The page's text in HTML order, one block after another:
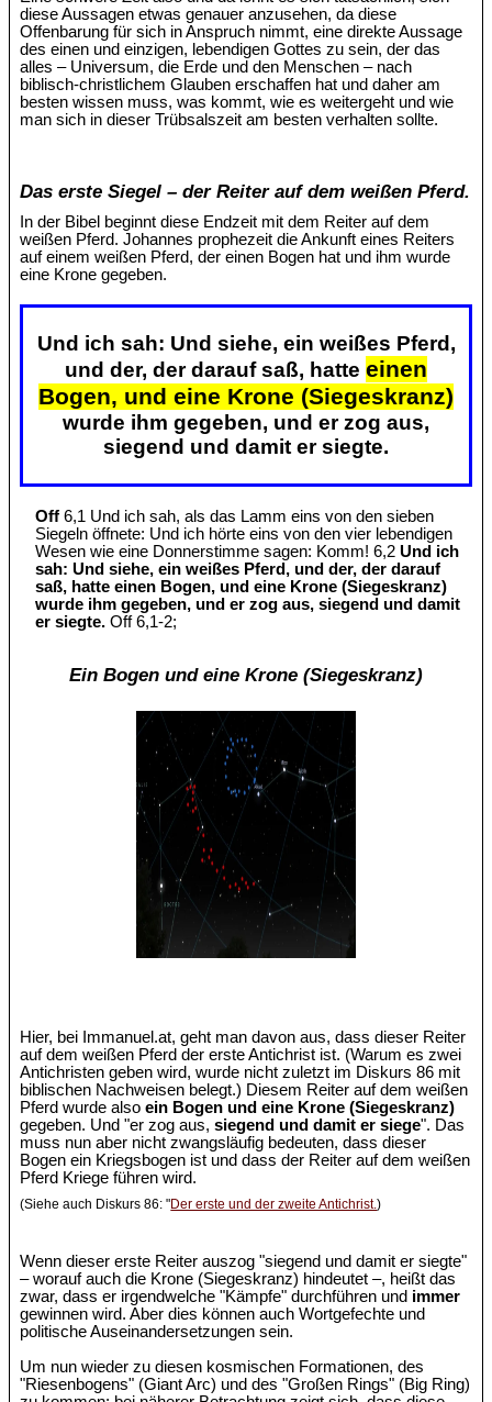
diese Aussagen etwas genauer anzusehen, da diese
Offenbarung für sich in Anspruch nimmt, eine direkte Aussage
des einen und einzigen, lebendigen Gottes zu sein, der das
alles – Universum, die Erde und den Menschen – nach
biblisch-christlichem Glauben erschaffen hat und daher am
besten wissen muss, was kommt, wie es weitergeht und wie
man sich in dieser Trübsalszeit am besten verhalten sollte.
Das erste Siegel – der Reiter auf dem weißen Pferd.
In der Bibel beginnt diese Endzeit mit dem Reiter auf dem
weißen Pferd. Johannes prophezeit die Ankunft eines Reiters
auf einem weißen Pferd, der einen Bogen hat und ihm wurde
eine Krone gegeben.
Und ich sah: Und siehe, ein weißes Pferd,
und der, der darauf saß, hatte einen
Bogen, und eine Krone (Siegeskranz)
wurde ihm gegeben, und er zog aus,
siegend und damit er siegte.
Off 6,1 Und ich sah, als das Lamm eins von den sieben
Siegeln öffnete: Und ich hörte eins von den vier lebendigen
Wesen wie eine Donnerstimme sagen: Komm! 6,2Und ich
sah: Und siehe, ein weißes Pferd, und der, der darauf
saß, hatte einen Bogen, und eine Krone (Siegeskranz)
wurde ihm gegeben, und er zog aus, siegend und damit
er siegte. Off 6,1-2;
Ein Bogen und eine Krone (Siegeskranz)
Hier, bei Immanuel.at, geht man davon aus, dass dieser Reiter
auf dem weißen Pferd der erste Antichrist ist. (Warum es zwei
Antichristen geben wird, wurde nicht zuletzt im Diskurs 86 mit
biblischen Nachweisen belegt.) Diesem Reiter auf dem weißen
Pferd wurde alsoein Bogen und eine Krone (Siegeskranz)
gegeben. Und "er zog aus,siegend und damit er siege". Das
muss nun aber nicht zwangsläufig bedeuten, dass dieser
Bogen ein Kriegsbogen ist und dass der Reiter auf dem weißen
Pferd Kriege führen wird.
(Siehe auch Diskurs 86: "Der erste und der zweite Antichrist.)
Wenn dieser erste Reiter auszog "siegend und damit er siegte"
– worauf auch die Krone (Siegeskranz) hindeutet –, heißt das
zwar, dass er irgendwelche "Kämpfe" durchführen und immer
gewinnen wird. Aber dies können auch Wortgefechte und
politische Auseinandersetzungen sein.
Um nun wieder zu diesen kosmischen Formationen, des
"Riesenbogens" (Giant Arc) und des "Großen Rings" (Big Ring)